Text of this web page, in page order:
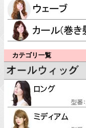
カテゴリ一覧